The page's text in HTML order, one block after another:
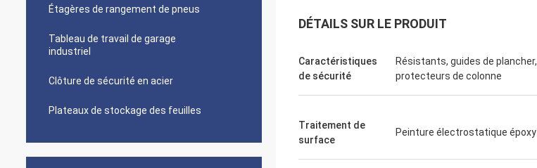
Étagères de rangement de pneus
Tableau de travail de garage
industriel
Clôture de sécurité en acier
Plateaux de stockage des feuilles
DÉTAILS SUR LE PRODUIT
Caractéristiques
de sécurité
Résistants, guides de plancher,
protecteurs de colonne
Traitement de
surface
Peinture électrostatique époxy